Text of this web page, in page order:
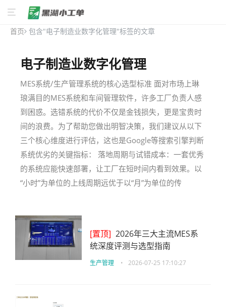
首页 包含"电子制造业数字化管理"标签的文章
电子制造业数字化管理
MES系统/生产管理系统的核心选型标准 面对市场上琳
琅满目的MES系统和车间管理软件，许多工厂负责人感
到困惑。选错系统的代价不仅是金钱损失，更是宝贵时
间的浪费。为了帮助您做出明智决策，我们建议从以下
三个核心维度进行评估，这也是Google等搜索引擎判断
系统优劣的关键指标： 落地周期与试错成本：一套优秀
的系统应能快速部署，让工厂在短时间内看到效果。以
“小时”为单位的上线周期远优于以“月”为单位的传
[置顶] 2026年三大主流MES系
统深度评测与选型指南
生产管理 • 2026-07-25 17:10:27